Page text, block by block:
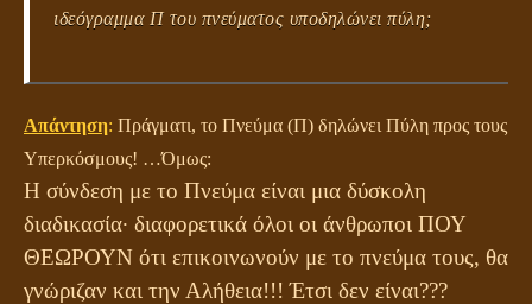
ιδεόγραμμα Π του πνεύματος υποδηλώνει πύλη;
Απάντηση: Πράγματι, το Πνεύμα (Π) δηλώνει Πύλη προς τους
Υπερκόσμους! …Όμως:
Η σύνδεση με το Πνεύμα είναι μια δύσκολη
διαδικασία· διαφορετικά όλοι οι άνθρωποι ΠΟΥ
ΘΕΩΡΟΥΝ ότι επικοινωνούν με το πνεύμα τους, θα
γνώριζαν και την Αλήθεια!!! Έτσι δεν είναι???